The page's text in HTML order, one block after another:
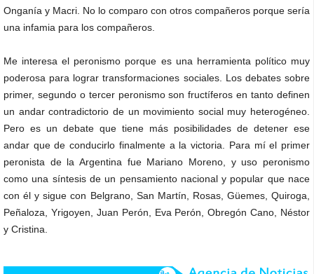
Onganía y Macri. No lo comparo con otros compañeros porque sería
una infamia para los compañeros.
Me interesa el peronismo porque es una herramienta político muy
poderosa para lograr transformaciones sociales. Los debates sobre
primer, segundo o tercer peronismo son fructíferos en tanto definen
un andar contradictorio de un movimiento social muy heterogéneo.
Pero es un debate que tiene más posibilidades de detener ese
andar que de conducirlo finalmente a la victoria. Para mí el primer
peronista de la Argentina fue Mariano Moreno, y uso peronismo
como una síntesis de un pensamiento nacional y popular que nace
con él y sigue con Belgrano, San Martín, Rosas, Güemes, Quiroga,
Peñaloza, Yrigoyen, Juan Perón, Eva Perón, Obregón Cano, Néstor
y Cristina.